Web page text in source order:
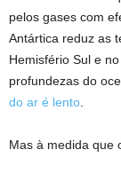
pelos gases com
Antártica reduz as
Hemisfério Sul e
profundezas do
do ar é lento
Mas à medida que